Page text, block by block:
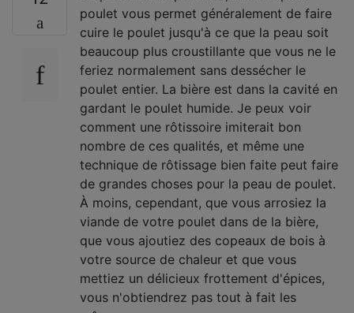
poulet vous permet généralement de faire
cuire le poulet jusqu'à ce que la peau soit
beaucoup plus croustillante que vous ne le
feriez normalement sans dessécher le
poulet entier. La bière est dans la cavité en
gardant le poulet humide. Je peux voir
comment une rôtissoire imiterait bon
nombre de ces qualités, et même une
technique de rôtissage bien faite peut faire
de grandes choses pour la peau de poulet.
À moins, cependant, que vous arrosiez la
viande de votre poulet dans de la bière,
que vous ajoutiez des copeaux de bois à
votre source de chaleur et que vous
mettiez un délicieux frottement d'épices,
vous n'obtiendrez pas tout à fait les